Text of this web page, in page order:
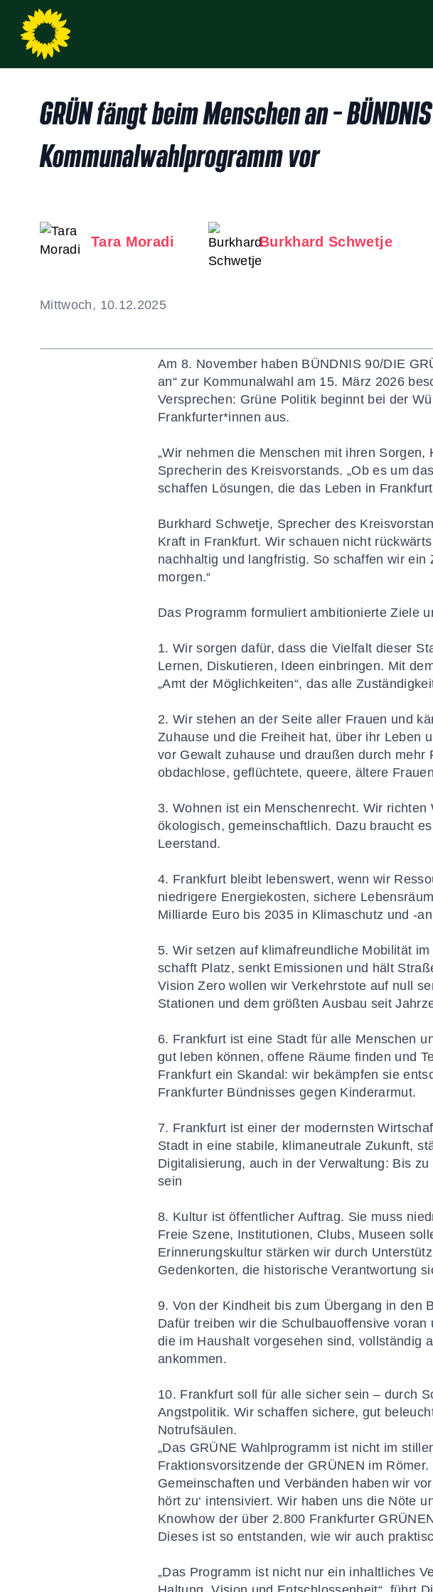
GRÜN fängt beim Menschen an –
Kommunalwahlprogramm vor
Tara Moradi Burkhard Schwetje
Mittwoch, 10.12.2025
Am 8. November haben BÜNDNIS 90/DIE
an“ zur Kommunalwahl am 15. März 2026
Versprechen: Grüne Politik beginnt bei der
Frankfurter*innen aus.
„Wir nehmen die Menschen mit ihren
Sprecherin des Kreisvorstands. „Ob es um
schaffen Lösungen, die das Leben in
Burkhard Schwetje, Sprecher des
Kraft in Frankfurt. Wir schauen nicht
nachhaltig und langfristig. So schaffen wir
morgen.“
Das Programm formuliert ambitionierte Ziele
1. Wir sorgen dafür, dass die Vielfalt dieser
Lernen, Diskutieren, Ideen einbringen. Mit
„Amt der Möglichkeiten“, das alle
2. Wir stehen an der Seite aller Frauen und
Zuhause und die Freiheit hat, über ihr Leben
vor Gewalt zuhause und draußen durch
obdachlose, geflüchtete, queere, ältere
3. Wohnen ist ein Menschenrecht. Wir
ökologisch, gemeinschaftlich. Dazu braucht
Leerstand.
4. Frankfurt bleibt lebenswert, wenn wir
niedrigere Energiekosten, sichere
Milliarde Euro bis 2035 in Klimaschutz und -
5. Wir setzen auf klimafreundliche Mobilität
schafft Platz, senkt Emissionen und hält
Vision Zero wollen wir Verkehrstote auf null
Stationen und dem größten Ausbau seit
6. Frankfurt ist eine Stadt für alle Menschen
gut leben können, offene Räume finden und
Frankfurt ein Skandal: wir bekämpfen sie
Frankfurter Bündnisses gegen Kinderarmut.
7. Frankfurt ist einer der modernsten
Stadt in eine stabile, klimaneutrale Zukunft,
Digitalisierung, auch in der Verwaltung: Bis
sein
8. Kultur ist öffentlicher Auftrag. Sie muss
Freie Szene, Institutionen, Clubs, Museen
Erinnerungskultur stärken wir durch
Gedenkorten, die historische Verantwortung
9. Von der Kindheit bis zum Übergang in den
Dafür treiben wir die Schulbauoffensive
die im Haushalt vorgesehen sind, vollständig
ankommen.
10. Frankfurt soll für alle sicher sein – durch
Angstpolitik. Wir schaffen sichere, gut
Notrufsäulen.
„Das GRÜNE Wahlprogramm ist nicht im
Fraktionsvorsitzende der GRÜNEN im
Gemeinschaften und Verbänden haben wir
hört zu‘ intensiviert. Wir haben uns die Nöte
Knowhow der über 2.800 Frankfurter
Dieses ist so entstanden, wie wir auch
„Das Programm ist nicht nur ein inhaltliches